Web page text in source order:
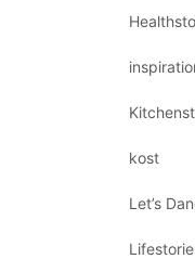
kost
Let’s